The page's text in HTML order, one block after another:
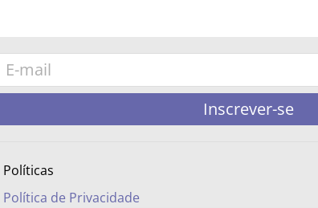
Inscrever-se
Políticas
Política de Privacidade